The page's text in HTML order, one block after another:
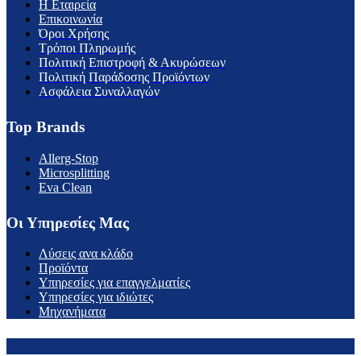
H Εταιρεία
Επικοινωνία
Όροι Χρήσης
Τρόποι Πληρωμής
Πολιτική Επιστροφή & Ακυρώσεων
Πολιτική Παράδοσης Προϊόντων
Ασφάλεια Συναλλαγών
Top Brands
Allerg-Stop
Microsplitting
Eva Clean
Οι Υπηρεσίες Μας
Λύσεις ανα κλάδο
Προϊόντα
Υπηρεσίες για επαγγελματίες
Υπηρεσίες για ιδιώτες
Μηχανήματα